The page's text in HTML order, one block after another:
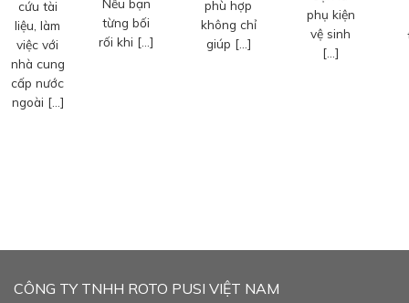
cứu tài
liệu, làm
việc với
nhà cung
cấp nước
ngoài […]
từng bối
rối khi […]
phù hợp
không chỉ
giúp […]
phụ kiện
vệ sinh
[…]
CÔNG TY TNHH ROTO PUSI VIỆT NAM